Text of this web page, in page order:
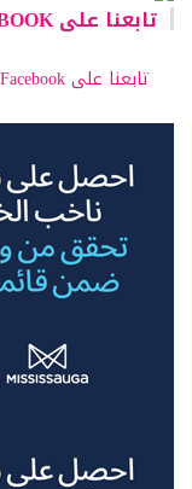
تابعنا على FACEBOOK
تابعنا على Facebook